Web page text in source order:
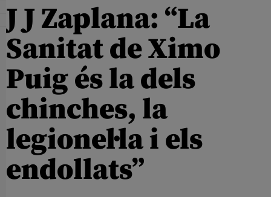
J J Zaplana: “La
Sanitat de Ximo
Puig és la dels
chinches, la
legionel·la i els
endollats”